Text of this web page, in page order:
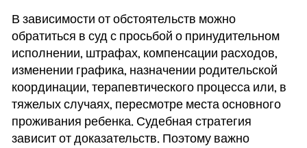
В зависимости от обстоятельств можно
обратиться в суд с просьбой о принудительном
исполнении, штрафах, компенсации расходов,
изменении графика, назначении родительской
координации, терапевтического процесса или, в
тяжелых случаях, пересмотре места основного
проживания ребенка. Судебная стратегия
зависит от доказательств. Поэтому важно